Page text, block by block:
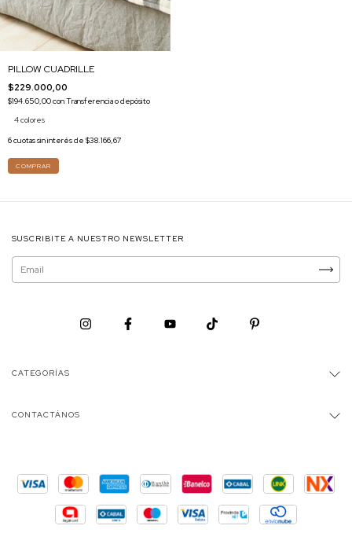
PILLOW CUADRILLE
$229.000,00
$194.650,00conTransferencia o depósito
4 colores
6cuotas sin interés de $38.166,67
COMPRAR
SUSCRIBITE A NUESTRO NEWSLETTER
CATEGORÍAS
CONTACTÁNOS